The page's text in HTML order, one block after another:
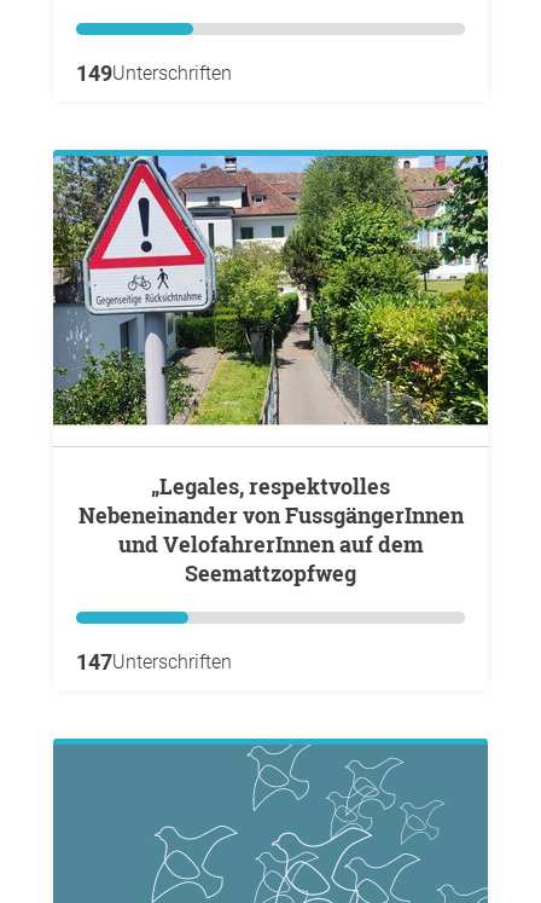
149Unterschriften
„Legales, respektvolles
Nebeneinander von FussgängerInnen
und VelofahrerInnen auf dem
Seemattzopfweg
147Unterschriften